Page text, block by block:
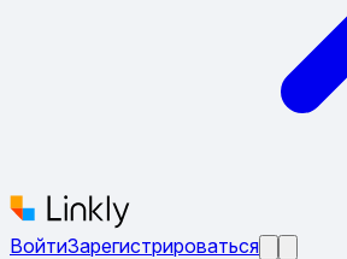
ВойтиЗарегистрироваться